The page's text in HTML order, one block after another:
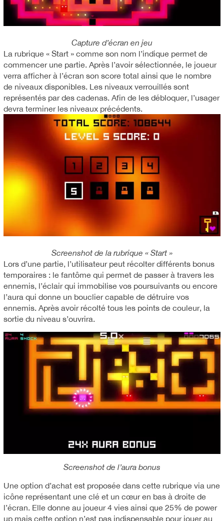
Capture d’écran en jeu
La rubrique « Start » comme son nom l’indique permet de
commencer une partie. Après l’avoir sélectionnée, le joueur
verra afficher à l’écran son score total ainsi que le nombre
de niveaux disponibles. Les niveaux verrouillés sont
représentés par des cadenas. Afin de les débloquer, l’usager
devra terminer les niveaux précédents.
Screenshot de la rubrique « Start »
Lors d’une partie, l’utilisateur peut récolter différents bonus
temporaires : le fantôme qui permet de passer à travers les
ennemis, l’éclair qui immobilise vos poursuivants ou encore
l’aura qui donne un bouclier capable de détruire vos
ennemis. Après avoir récolté tous les points de couleur, la
sortie du niveau s’ouvrira.
Screenshot de l’aura bonus
Une option d’achat est proposée dans cette rubrique via une
icône représentant une clé et un cœur en bas à droite de
l’écran. Elle donne au joueur 4 vies ainsi que 25% de power
up mais cette option n’est pas indispensable pour jouer au